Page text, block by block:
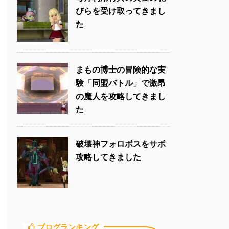
びらを受け取ってきまし
た
まもの博士の冒険的な実
験「同盟バトル」で激昂
の魔人を攻略してきまし
た
破壊神フォロボスをサポ
攻略してきました